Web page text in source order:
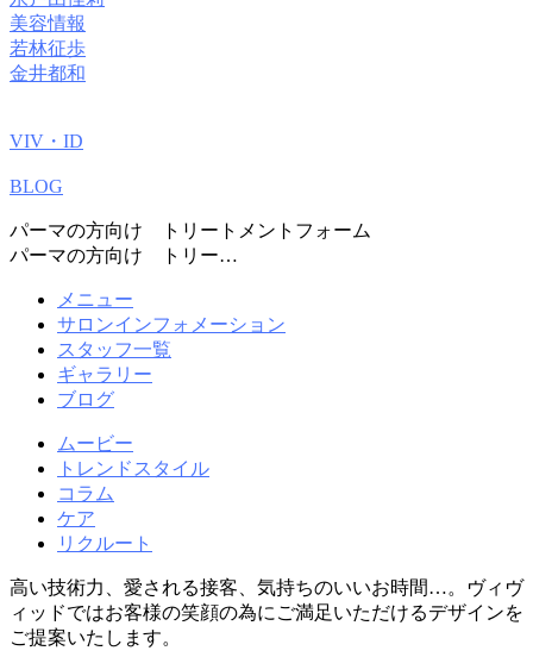
美容情報
若林征歩
金井都和
VIV・ID
BLOG
パーマの方向け トリートメントフォーム
パーマの方向け トリー…
メニュー
サロンインフォメーション
スタッフ一覧
ギャラリー
ブログ
ムービー
トレンドスタイル
コラム
ケア
リクルート
高い技術力、愛される接客、気持ちのいいお時間…。ヴィヴ
ィッドではお客様の笑顔の為にご満足いただけるデザインを
ご提案いたします。